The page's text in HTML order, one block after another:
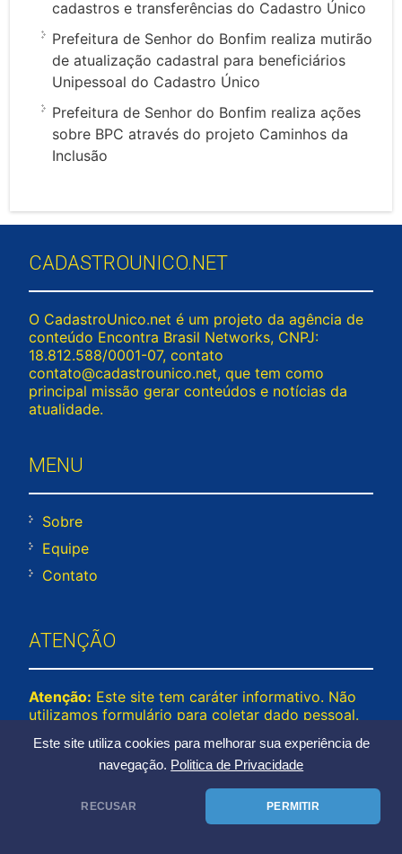
Este site utiliza cookies para melhorar sua experiência de
navegação. Politica de Privacidade
RECUSAR PERMITIR
cadastros e transferências do Cadastro Único
Prefeitura de Senhor do Bonfim realiza mutirão
de atualização cadastral para beneficiários
Unipessoal do Cadastro Único
Prefeitura de Senhor do Bonfim realiza ações
sobre BPC através do projeto Caminhos da
Inclusão
CADASTROUNICO.NET
O CadastroUnico.net é um projeto da agência de
conteúdo Encontra Brasil Networks, CNPJ:
18.812.588/0001-07, contato
contato@cadastrounico.net, que tem como
principal missão gerar conteúdos e notícias da
atualidade.
MENU
Sobre
Equipe
Contato
ATENÇÃO
Atenção: Este site tem caráter informativo. Não
utilizamos formulário para coletar dado pessoal.
nenhuma empresa ou programa citado no
conteúdo deste site. © 2026 cadastrounico.net –
Todos os direitos reservados.